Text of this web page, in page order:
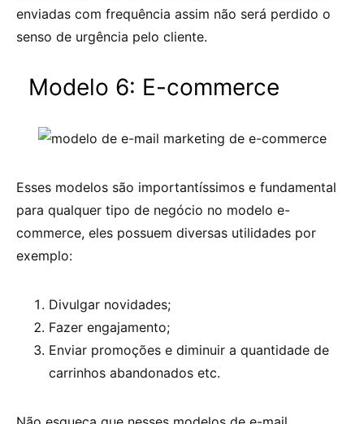
enviadas com frequência assim não será perdido o
senso de urgência pelo cliente.
Modelo 6: E-commerce
Esses modelos são importantíssimos e fundamental
para qualquer tipo de negócio no modelo e-
commerce, eles possuem diversas utilidades por
exemplo:
Divulgar novidades;
Fazer engajamento;
Enviar promoções e diminuir a quantidade de
carrinhos abandonados etc.